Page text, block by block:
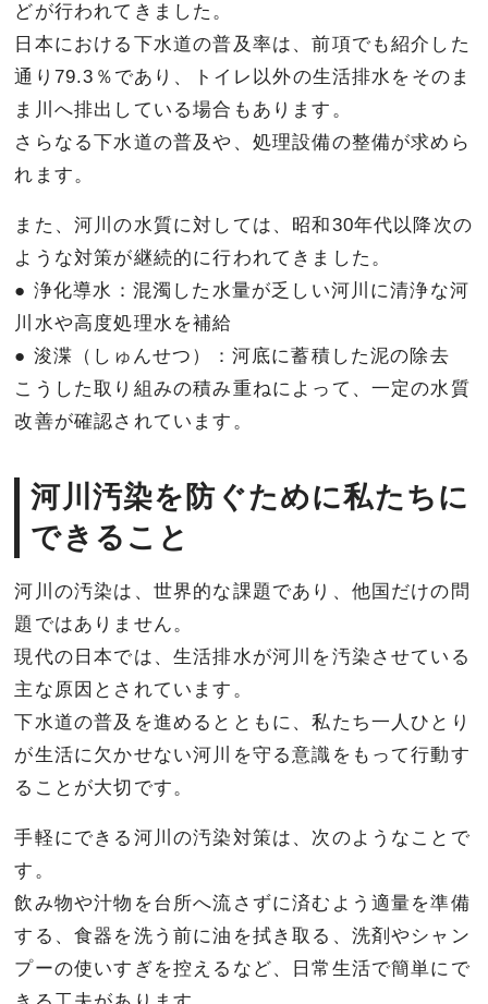
どが行われてきました。
日本における下水道の普及率は、前項でも紹介した
通り79.3％であり、トイレ以外の生活排水をそのま
ま川へ排出している場合もあります。
さらなる下水道の普及や、処理設備の整備が求めら
れます。
また、河川の水質に対しては、昭和30年代以降次の
ような対策が継続的に行われてきました。
● 浄化導水：混濁した水量が乏しい河川に清浄な河
川水や高度処理水を補給
● 浚渫（しゅんせつ）：河底に蓄積した泥の除去
こうした取り組みの積み重ねによって、一定の水質
改善が確認されています。
河川汚染を防ぐために私たちに
できること
河川の汚染は、世界的な課題であり、他国だけの問
題ではありません。
現代の日本では、生活排水が河川を汚染させている
主な原因とされています。
下水道の普及を進めるとともに、私たち一人ひとり
が生活に欠かせない河川を守る意識をもって行動す
ることが大切です。
手軽にできる河川の汚染対策は、次のようなことで
す。
飲み物や汁物を台所へ流さずに済むよう適量を準備
する、食器を洗う前に油を拭き取る、洗剤やシャン
プーの使いすぎを控えるなど、日常生活で簡単にで